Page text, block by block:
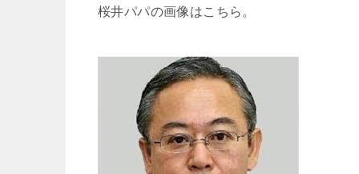
桜井パパの画像はこちら。